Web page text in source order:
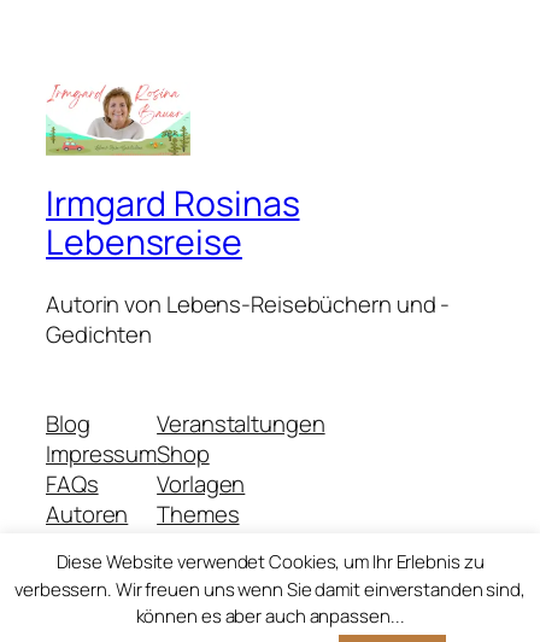
Irmgard Rosinas
Lebensreise
Autorin von Lebens-Reisebüchern und -
Gedichten
Blog
Impressum
FAQs
Autoren
Veranstaltungen
Shop
Vorlagen
Themes
Twenty Twenty-Five Gestaltet mit
Diese Website verwendet Cookies, um Ihr Erlebnis zu
verbessern. Wir freuen uns wenn Sie damit einverstanden sind,
können es aber auch anpassen...